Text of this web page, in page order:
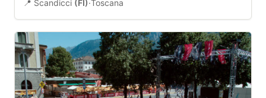
📍 Scandicci (FI)·Toscana